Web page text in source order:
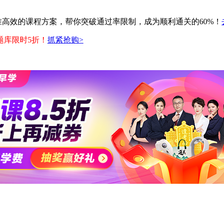
效的课程方案，帮你突破通过率限制，成为顺利通关的60%！
限时5折！ 抓紧抢购>